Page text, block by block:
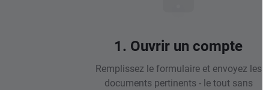
1. Ouvrir un compte
Remplissez le formulaire et envoyez les
documents pertinents - le tout sans